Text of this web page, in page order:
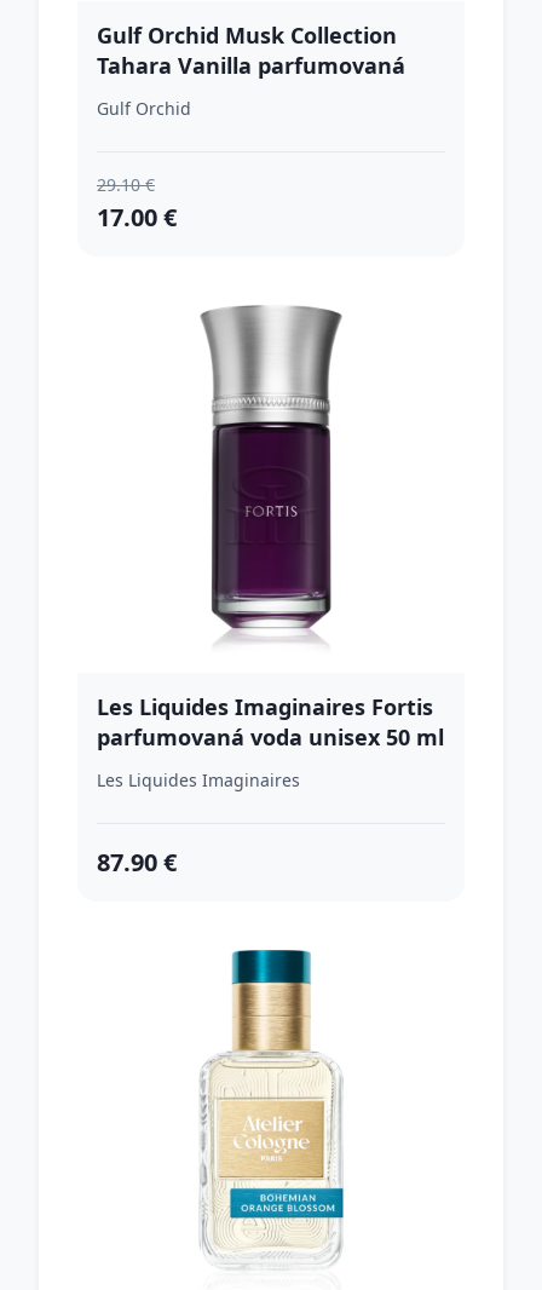
Gulf Orchid Musk Collection
Tahara Vanilla parfumovaná
voda unisex 60 ml
Gulf Orchid
29.10 €
17.00 €
Les Liquides Imaginaires Fortis
parfumovaná voda unisex 50 ml
Les Liquides Imaginaires
87.90 €